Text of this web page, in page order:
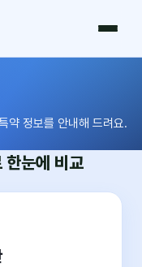
약 정보를 안내해 드려요.
한눈에 비교